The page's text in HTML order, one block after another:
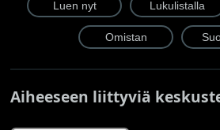
Aiheeseen liittyviä